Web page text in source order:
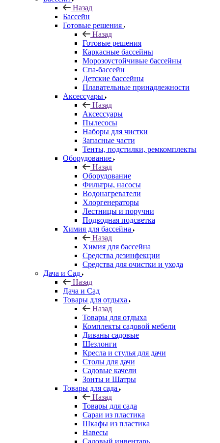
Назад
Бассейн
Готовые решения
Назад
Готовые решения
Каркасные бассейны
Морозоустойчивые бассейны
Спа-бассейн
Детские бассейны
Плавательные принадлежности
Аксессуары
Назад
Аксессуары
Пылесосы
Наборы для чистки
Запасные части
Тенты, подстилки, ремкомплекты
Оборудование
Назад
Оборудование
Фильтры, насосы
Водонагреватели
Хлоргенераторы
Лестницы и поручни
Подводная подсветка
Химия для бассейна
Назад
Химия для бассейна
Средства дезинфекции
Средства для очистки и ухода
Дача и Сад
Назад
Дача и Сад
Товары для отдыха
Назад
Товары для отдыха
Комплекты садовой мебели
Диваны садовые
Шезлонги
Кресла и стулья для дачи
Столы для дачи
Садовые качели
Зонты и Шатры
Товары для сада
Назад
Товары для сада
Сараи из пластика
Шкафы из пластика
Навесы
Садовый инвентарь